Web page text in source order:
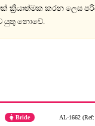
කරන ලෙස
යුතු නොවේ.
Bride AL-1662